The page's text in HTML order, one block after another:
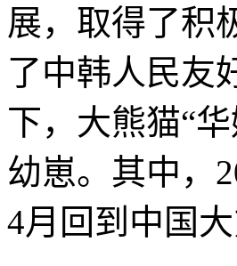
展，取得了积
了中韩人民友
下，大熊猫“
幼崽。其中，
4月回到中国